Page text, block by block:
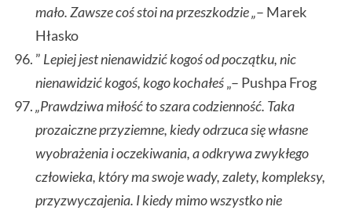
mało. Zawsze coś stoi na przeszkodzie „– Marek
Hłasko
” Lepiej jest nienawidzić kogoś od początku, nic
nienawidzić kogoś, kogo kochałeś„– Pushpa Frog
„Prawdziwa miłość to szara codzienność. Taka
prozaiczne przyziemne, kiedy odrzuca się własne
wyobrażenia i oczekiwania, a odkrywa zwykłego
człowieka, który ma swoje wady, zalety, kompleksy,
przyzwyczajenia. I kiedy mimo wszystko nie